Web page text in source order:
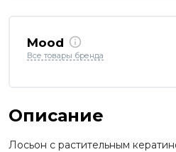
Mood
Все товары бренда
Описание
Лосьон с растительным